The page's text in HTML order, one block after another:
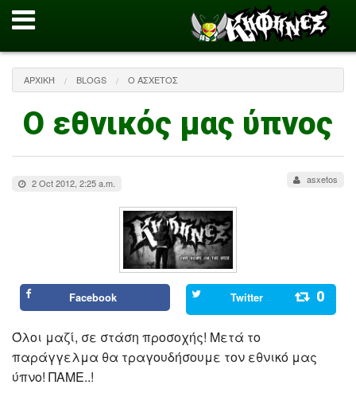
ΑΡΧΙΚΉ BLOGS Ο ΆΣΧΕΤΟΣ
Ο εθνικός μας ύπνος
2 Oct 2012, 2:25 a.m. asxetos
Facebook Twitter 0
Όλοι μαζί, σε στάση προσοχής! Μετά το
παράγγελμα θα τραγουδήσουμε τον εθνικό μας
ύπνο! ΠΑΜΕ..!